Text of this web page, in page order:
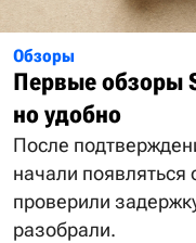
Обзоры
Первые обзоры
но удобно
После
начали
проверили
разобрали.